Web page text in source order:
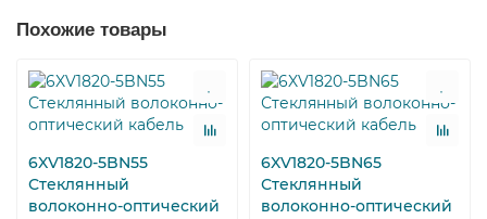
Похожие товары
6XV1820-5BN55
Стеклянный
волоконно-оптический
6XV1820-5BN65
Стеклянный
волоконно-оптический